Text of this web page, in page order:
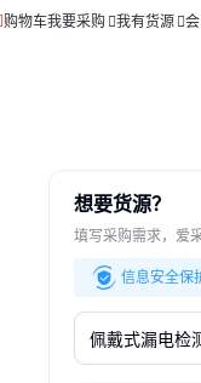
购物车我要采购 我有货源
想要货源？
填写采购需求，爱
信息安全保